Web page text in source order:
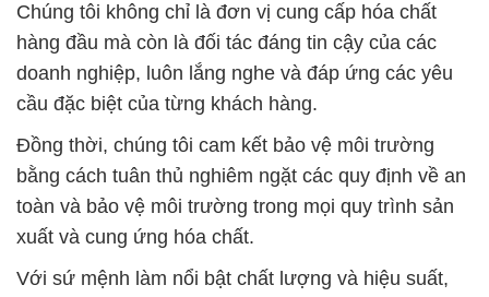
Chúng tôi không chỉ là đơn vị cung cấp hóa chất
hàng đầu mà còn là đối tác đáng tin cậy của các
doanh nghiệp, luôn lắng nghe và đáp ứng các yêu
cầu đặc biệt của từng khách hàng.
Đồng thời, chúng tôi cam kết bảo vệ môi trường
bằng cách tuân thủ nghiêm ngặt các quy định về an
toàn và bảo vệ môi trường trong mọi quy trình sản
xuất và cung ứng hóa chất.
Với sứ mệnh làm nổi bật chất lượng và hiệu suất,